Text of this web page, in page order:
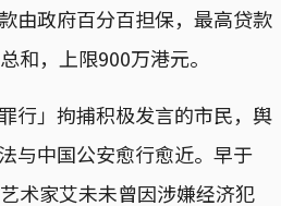
由政府百分百担保，最高贷款
和，上限900万港元。
行」拘捕积极发言的市民，舆
与中国公安愈行愈近。早于
术家艾未未曾因涉嫌经济犯